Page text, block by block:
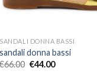
SANDALI DONNA BASSI
sandali donna bassi
€66.00 €44.00